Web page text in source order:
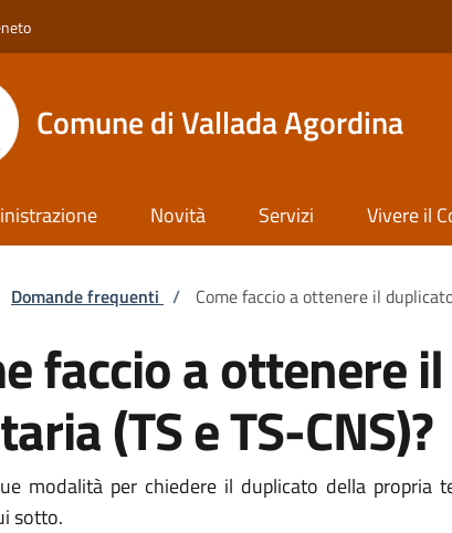
Comune di Vallada Agordina
Novità Servizi Vivere il
di pane
Domande frequenti / Come faccio a ottenere il
faccio a ottenere
(TS e TS-CNS)?
modalità per chiedere il duplicato della propria
sotto.